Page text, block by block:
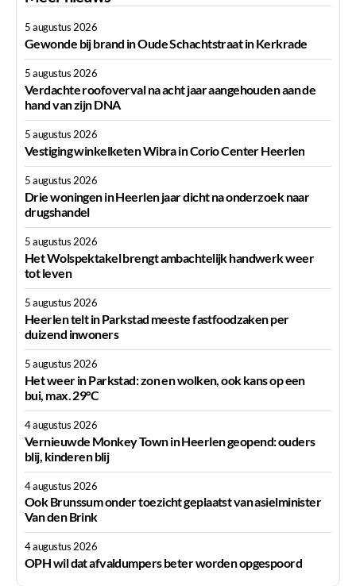
5 augustus 2026
Gewonde bij brand in Oude Schachtstraat in Kerkrade
5 augustus 2026
Verdachte roofoverval na acht jaar aangehouden aan de
hand van zijn DNA
5 augustus 2026
Vestiging winkelketen Wibra in Corio Center Heerlen
5 augustus 2026
Drie woningen in Heerlen jaar dicht na onderzoek naar
drugshandel
5 augustus 2026
Het Wolspektakel brengt ambachtelijk handwerk weer
tot leven
5 augustus 2026
Heerlen telt in Parkstad meeste fastfoodzaken per
duizend inwoners
5 augustus 2026
Het weer in Parkstad: zon en wolken, ook kans op een
bui, max. 29°C
4 augustus 2026
Vernieuwde Monkey Town in Heerlen geopend: ouders
blij, kinderen blij
4 augustus 2026
Ook Brunssum onder toezicht geplaatst van asielminister
Van den Brink
4 augustus 2026
OPH wil dat afvaldumpers beter worden opgespoord